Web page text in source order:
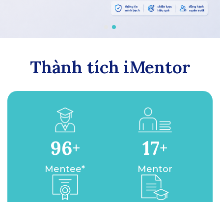
Thành tích iMentor
96+
Mentee*
17+
Mentor